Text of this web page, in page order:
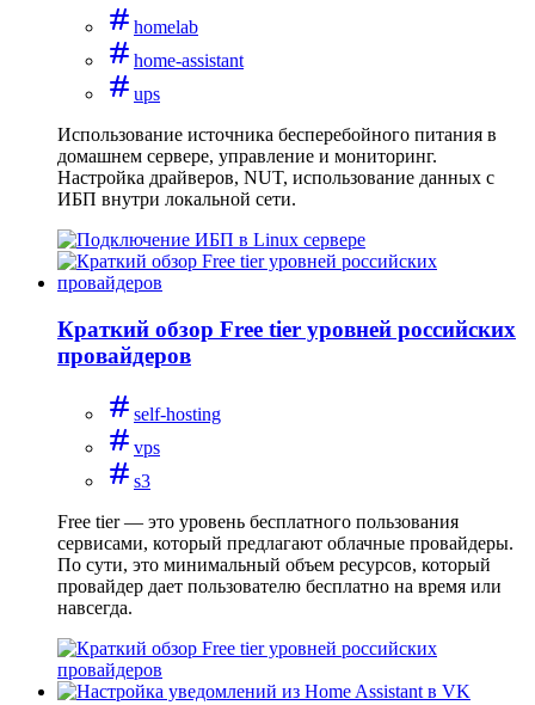
homelab
home-assistant
ups
Использование источника бесперебойного питания в
домашнем сервере, управление и мониторинг.
Настройка драйверов, NUT, использование данных с
ИБП внутри локальной сети.
Краткий обзор Free tier уровней российских
провайдеров
self-hosting
vps
s3
Free tier — это уровень бесплатного пользования
сервисами, который предлагают облачные провайдеры.
По сути, это минимальный объем ресурсов, который
провайдер дает пользователю бесплатно на время или
навсегда.